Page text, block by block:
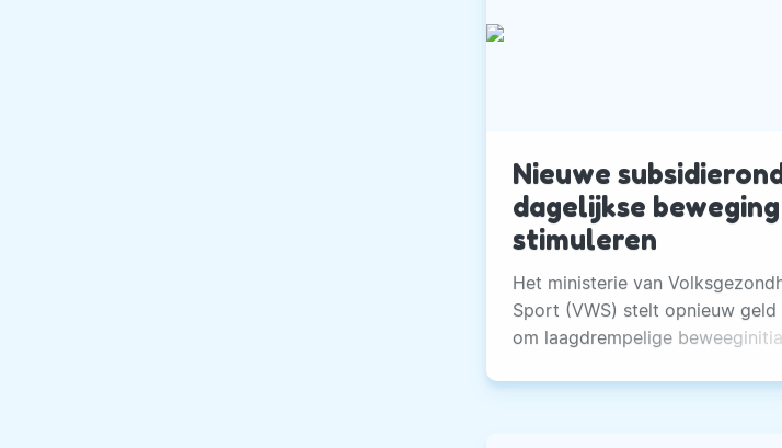
Nieuwe
dagelijkse
stimuleren
Het ministerie van
Sport (VWS) stelt opnieuw geld
om laagdrempelige